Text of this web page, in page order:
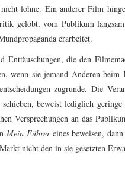
lohne. Ein anderer Film
gelobt, vom Publikum
erarbeitet.
Enttäuschungen, die den
wenn sie jemand Anderen
zugrunde. Die
beweist lediglich geringe
Versprechungen an das
Mein Führereines beweisen,
nicht den in sie gesetzten